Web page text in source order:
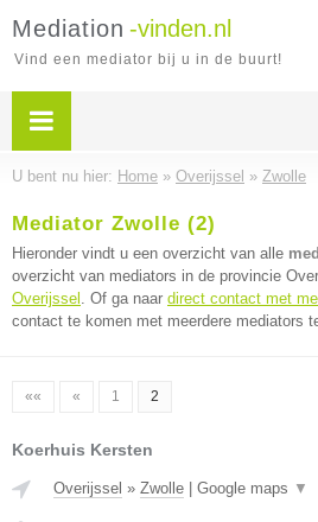
Mediation -vinden.nl
Vind een mediator bij u in de buurt!
U bent nu hier: Home » Overijssel » Zwolle
Mediator Zwolle (2)
Hieronder vindt u een overzicht van alle
overzicht van mediators in de provincie
Overijssel . Of ga naar direct contact met
contact te komen met meerdere mediators
«« « 1 2
Koerhuis Kersten
Overijssel » Zwolle Google maps ▼